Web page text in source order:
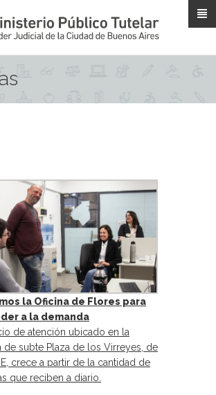
la Oficina de Flores para
a la demanda
de atención ubicado en la
de subte Plaza de los Virreyes, de
E, crece a partir de la cantidad de
que reciben a diario.